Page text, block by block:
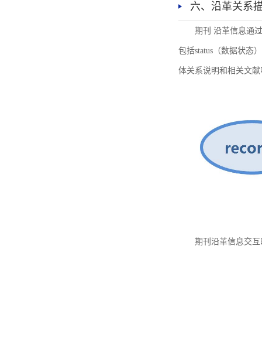
六、沿革关系
期刊 沿革信息通
包括status（数据状态
体关系说明和相关文
期刊沿革信息交